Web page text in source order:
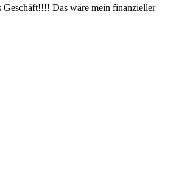
Geschäft!!!! Das wäre mein finanzieller